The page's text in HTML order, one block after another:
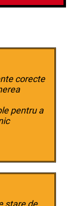
corecte
pentru a
stare de